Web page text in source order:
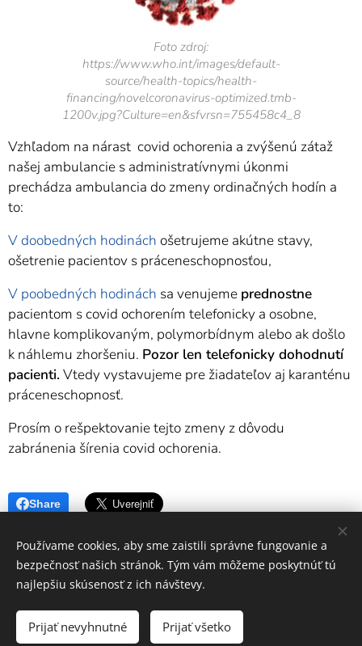
Foto zdroj:
https://www.who.int/images/default-
source/health-topics/health-
financing/novelcoronavirus-optimized.tmb-
1200v.jpg?Culture=en&sfvrsn=755458c4_8
Vzhľadom na nárast covid ochorenia a zvýšenú zátaž
našej ambulancie s administratívnymi úkonmi
prechádza ambulancia do zmeny ordinačných hodín a
to:
V doobedných hodinách ošetrujeme akútne stavy,
ošetrenie pacientov s práceneschopnosťou,
V poobedných hodinách sa venujeme prednostne
pacientom s covid ochorením telefonicky a osobne,
hlavne komplikovaným, polymorbídnym alebo ak došlo
k náhlemu zhoršeniu. Pozor len telefonicky dohodnutí
pacienti. Vtedy vystavujeme pre žiadateľov aj karanténu
práceneschopnosť.
Prosím o rešpektovanie tejto zmeny z dôvodu
zabránenia šírenia covid ochorenia.
Share
HORMEDIC s.r.o. | Sme tu pre vás
Vytvorené službouWebnode
Používame cookies, aby sme zaistili správne fungovanie a
bezpečnosť našich stránok. Tým vám môžeme poskytnúť tú
najlepšiu skúsenosť z ich návštevy.
Prijať nevyhnutné Prijať všetko